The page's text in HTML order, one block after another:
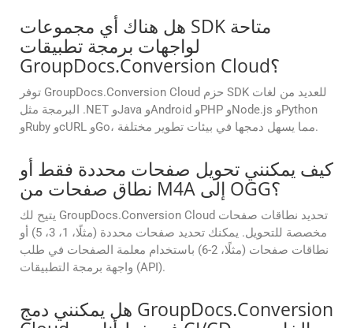
هل هناك أي مجموعات SDK متاحة
لواجهات برمجة تطبيقات
GroupDocs.Conversion Cloud؟
توفر GroupDocs.Conversion Cloud حزم SDK للعديد من لغات
البرمجة مثل .NET وJava وAndroid وPHP وNode.js وPython
وRuby وcURL وGo، مما يسهل دمجها في بيئات تطوير مختلفة.
كيف يمكنني تحويل صفحات محددة فقط أو
نطاق صفحات من M4A إلى OGG؟
يتيح لك GroupDocs.Conversion Cloud تحديد نطاقات صفحات
مخصصة للتحويل. يمكنك تحديد صفحات محددة (مثلًا، 1، 3، 5) أو
نطاقات صفحات (مثلًا، 2-6) باستخدام معلمة الصفحات في طلب
واجهة برمجة التطبيقات (API).
هل يمكنني دمج GroupDocs.Conversion